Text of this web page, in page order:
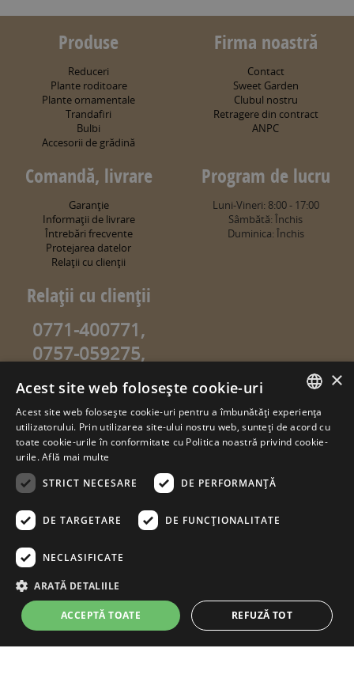
Produse
Reduceri
Plante roditoare
Plante ornamentale
Trandafiri
Bulbi
Accesorii de grădină
Firma noastră
Contact
Sweet Garden
Clubul nostru
Retragere din contract
ANPC
Comandă, livrare
Garanţie
Informaţii de livrare
Întrebări frecvente
Protejarea datelor
Relaţii cu clienţii
Program de lucru
Luni-Vineri: 8:00 - 17:00
Sâmbătă: Închis
Duminica: Închis
Relaţii cu clienţii
0771-400771,
0757-059275,
0757-059274
info@sweetgarden.ro
© copyright 2026. sweetgarden.ro
Toate drepturile rezervate. Reproducerea integrală sau parţială a
textelor sau a ilustraţiilor din orice pagină a site-ului
www.sweetgarden.ro este posibilă numai cu acordul prealabil
pedepseşte conform legii. Eventualele încălcări ale dreptului de
autor, vă rugăm să ne comunicaţi la adresa de e.mail:
info@sweetgarden.ro
ROMANIAN
HUNGARIAN
×
Acest site web folosește cookie-uri
Acest site web folosește cookie-uri pentru a îmbunătăți experiența
utilizatorului. Prin utilizarea site-ului nostru web, sunteți de acord cu
toate cookie-urile în conformitate cu Politica noastră privind cookie-
urile.Află mai multe
STRICT NECESARE
DE PERFORMANȚĂ
DE TARGETARE DE FUNCŢIONALITATE
NECLASIFICATE
ARATĂ DETALIILE
ACCEPTĂ TOATE REFUZĂ TOT